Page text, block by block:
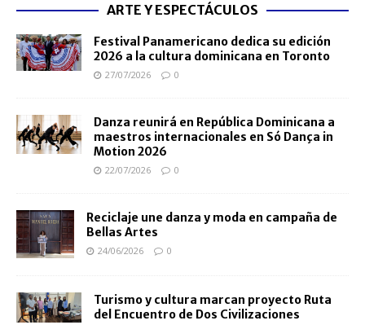
ARTE Y ESPECTÁCULOS
Festival Panamericano dedica su edición
2026 a la cultura dominicana en Toronto
27/07/2026 0
Danza reunirá en República Dominicana a
maestros internacionales en Só Dança in
Motion 2026
22/07/2026 0
Reciclaje une danza y moda en campaña de
Bellas Artes
24/06/2026 0
Turismo y cultura marcan proyecto Ruta
del Encuentro de Dos Civilizaciones